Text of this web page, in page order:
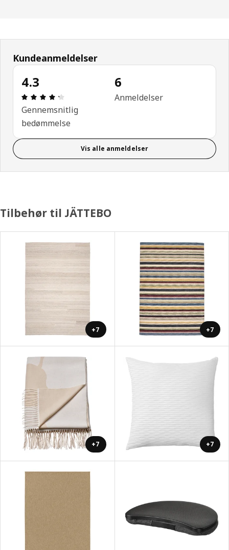
Kundeanmeldelser
4.3
Anmeldelse: 4.3 Ud af 5 Stjerner. Anmeldelser i
Gennemsnitlig
bedømmelse
6
Anmeldelser
Vis alle anmeldelser
Tilbehør til JÄTTEBO
+7 +7
+7 +7